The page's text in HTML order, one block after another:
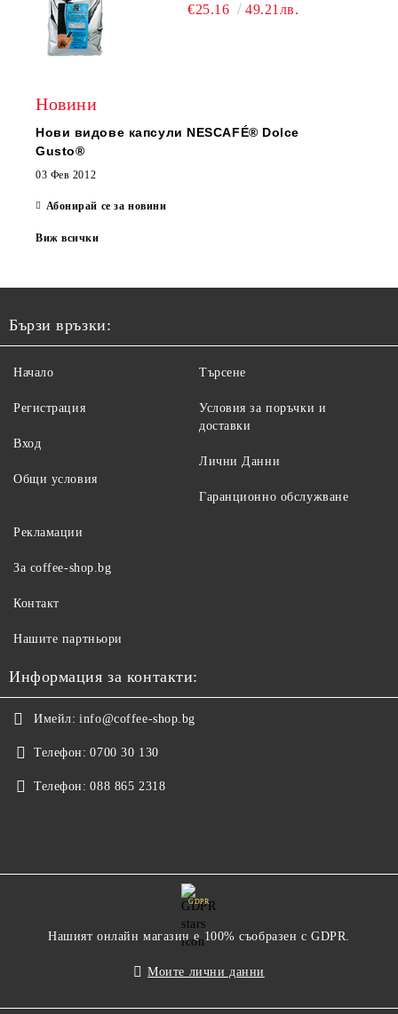
€25.16 49.21лв.
Новини
Нови видове капсули NESCAFÉ® Dolce
Gusto®
03 Фев 2012
Абонирай се за новини
Виж всички
Бързи връзки:
Начало
Регистрация
Вход
Общи условия
Търсене
Условия за поръчки и
доставки
Лични Данни
Гаранционно обслужване
Рекламации
За coffee-shop.bg
Контакт
Нашите партньори
Информация за контакти:
Имейл: info@coffee-shop.bg
Телефон: 0700 30 130
Телефон: 088 865 2318
GDPR
Нашият онлайн магазин е 100% съобразен с GDPR.
Моите лични данни